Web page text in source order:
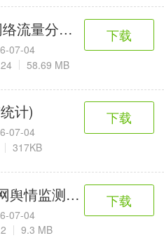
流量分析器
07-04
58.69 MB
下载
计)
07-04
317KB
下载
情监测系统
07-04
9.3 MB
下载